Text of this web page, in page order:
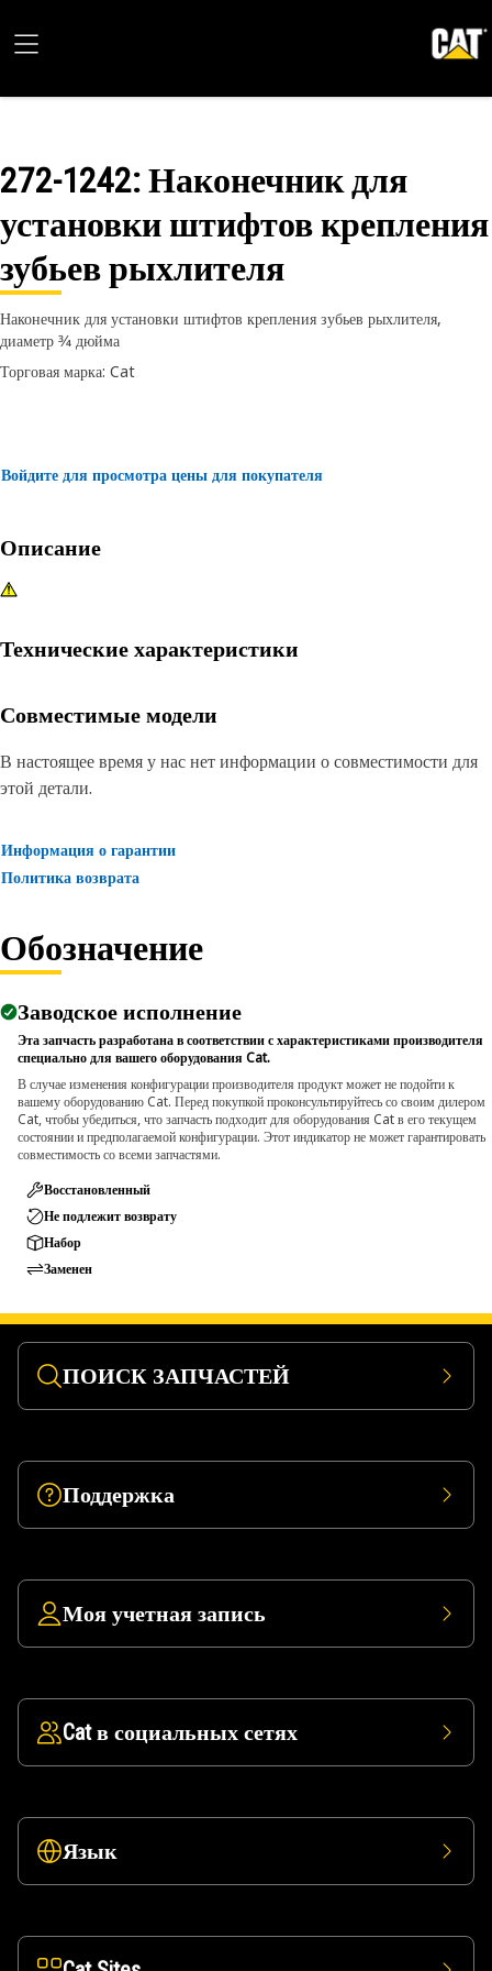
272-1242: Наконечник для
установки штифтов крепления
зубьев рыхлителя
Наконечник для установки штифтов крепления зубьев рыхлителя,
диаметр 3⁄4 дюйма
Торговая марка: Cat
Войдите для просмотра цены для покупателя
Описание
Технические характеристики
Совместимые модели
В настоящее время у нас нет информации о совместимости для
этой детали.
Информация о гарантии
Политика возврата
Обозначение
Заводское исполнение
Эта запчасть разработана в соответствии с характеристиками производителя
специально для вашего оборудования Cat.
В случае изменения конфигурации производителя продукт может не подойти к
вашему оборудованию Cat. Перед покупкой проконсультируйтесь со своим дилером
Cat, чтобы убедиться, что запчасть подходит для оборудования Cat в его текущем
состоянии и предполагаемой конфигурации. Этот индикатор не может гарантировать
совместимость со всеми запчастями.
Восстановленный
Не подлежит возврату
Набор
Заменен
ПОИСК ЗАПЧАСТЕЙ
Поддержка
Моя учетная запись
Cat в социальных сетях
Язык